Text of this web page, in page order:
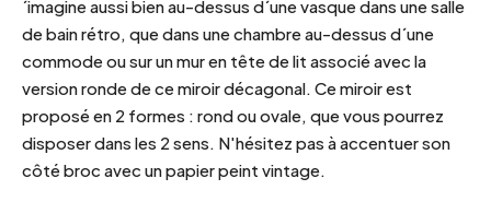
´imagine aussi bien au-dessus d´une vasque dans une salle
de bain rétro, que dans une chambre au-dessus d´une
commode ou sur un mur en tête de lit associé avec la
version ronde de ce miroir décagonal. Ce miroir est
proposé en 2 formes : rond ou ovale, que vous pourrez
disposer dans les 2 sens. N'hésitez pas à accentuer son
côté broc avec un papier peint vintage.